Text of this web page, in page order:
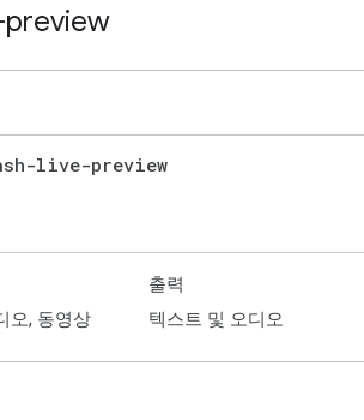
live-preview
오, 동영상
출력
텍스트 및 오디오